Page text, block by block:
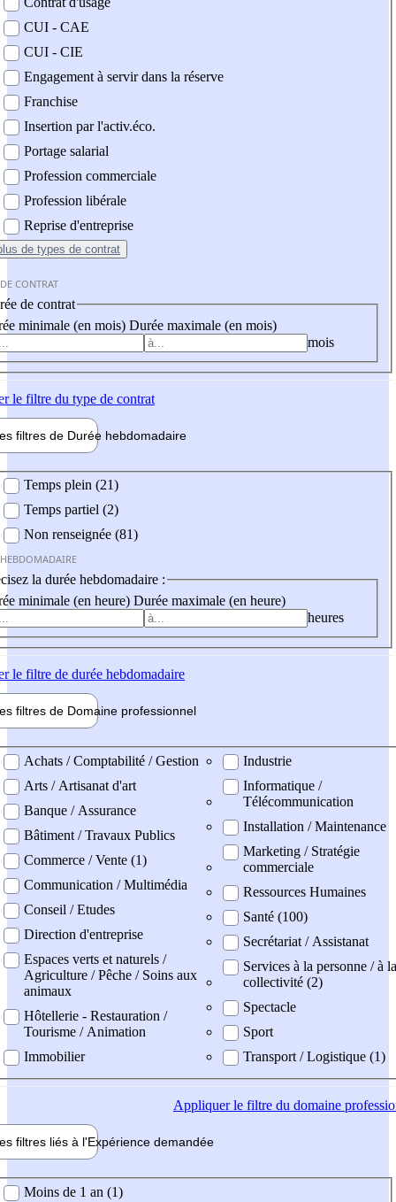
CUI - CAE
CUI - CIE
Engagement à servir dans la réserve
Franchise
Insertion par l'activ.éco.
Portage salarial
Profession commerciale
Profession libérale
Reprise d'entreprise
de types de contrat
CONTRAT
de contrat
minimale (en mois) Durée maximale (en mois)
mois
le filtre du type de contrat
filtres de Durée hebdomadaire
Temps plein (21)
Temps partiel (2)
Non renseignée (81)
la durée hebdomadaire :
minimale (en heure) Durée maximale (en heure)
heures
le filtre de durée hebdomadaire
filtres de Domaine professionnel
professionel
Achats / Comptabilité / Gestion
Arts / Artisanat d'art
Banque / Assurance
Bâtiment / Travaux Publics
Commerce / Vente (1)
Communication / Multimédia
Conseil / Etudes
Direction d'entreprise
Espaces verts et naturels /
Agriculture / Pêche / Soins aux
animaux
Hôtellerie - Restauration /
Tourisme / Animation
Immobilier
Industrie
Informatique /
Télécommunication
Installation / Maintenance
Marketing / Stratégie
commerciale
Ressources Humaines
Santé (100)
Secrétariat / Assistanat
Services à la personne / à la
collectivité (2)
Spectacle
Sport
Transport / Logistique (1)
Appliquerle filtre du domaine
filtres liés à l'Expérience demandée
demandée
Moins de 1 an (1)